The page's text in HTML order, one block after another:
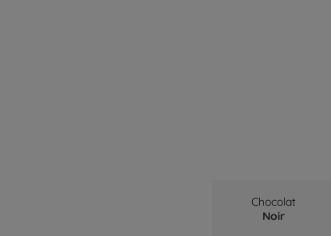
Chocolat
Noir